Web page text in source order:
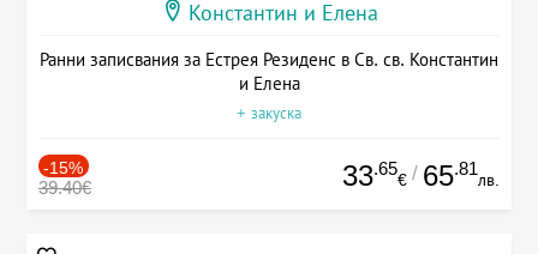
Константин и Елена
Ранни записвания за Естрея Резиденс в Св. св. Константин
и Елена
+ закуска
-15%
39.40€ 33.65
€ / 65.81
лв.